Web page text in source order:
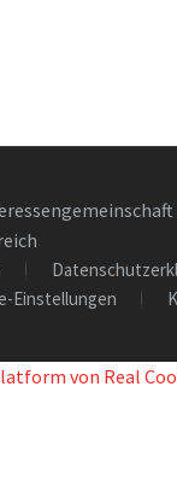
Einstellungen
von Real